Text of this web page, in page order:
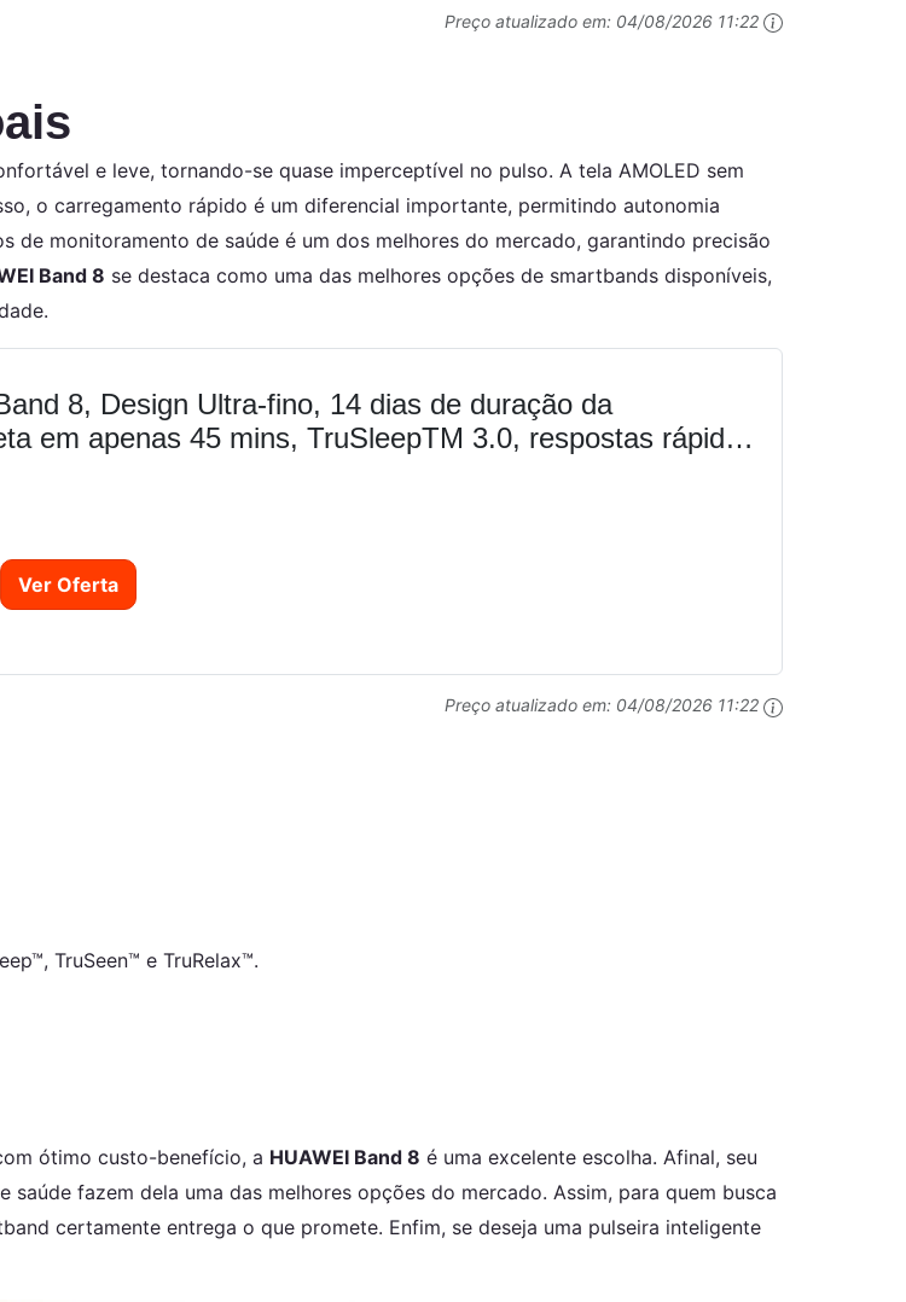
Preço atualizado em: 04/08/2026 11:22
e leve, tornando-se quase imperceptível no pulso. A tela AMOLED sem
o carregamento rápido é um diferencial importante, permitindo autonomia
monitoramento de saúde é um dos melhores do mercado, garantindo precisão
Band 8 se destaca como uma das melhores opções de smartbands disponíveis,
8, Design Ultra-fino, 14 dias de duração da
em apenas 45 mins, TruSleepTM 3.0, respostas rápidas
Ver Oferta
Preço atualizado em: 04/08/2026 11:22
TruSeen™ e TruRelax™.
ótimo custo-benefício, a HUAWEI Band 8 é uma excelente escolha. Afinal, seu
fazem dela uma das melhores opções do mercado. Assim, para quem busca
certamente entrega o que promete. Enfim, se deseja uma pulseira inteligente